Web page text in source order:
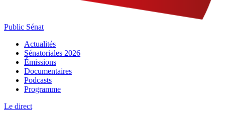
Public Sénat
Actualités
Sénatoriales 2026
Émissions
Documentaires
Podcasts
Programme
Le direct